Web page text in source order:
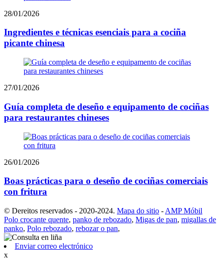
28/01/2026
Ingredientes e técnicas esenciais para a cociña
picante chinesa
27/01/2026
Guía completa de deseño e equipamento de cociñas
para restaurantes chineses
26/01/2026
Boas prácticas para o deseño de cociñas comerciais
con fritura
© Dereitos reservados - 2020-2024. Mapa do sitio - AMP Móbil
Polo crocante quente, panko de rebozado, Migas de pan, migallas de
panko, Polo rebozado, rebozar o pan,
Enviar correo electrónico
x